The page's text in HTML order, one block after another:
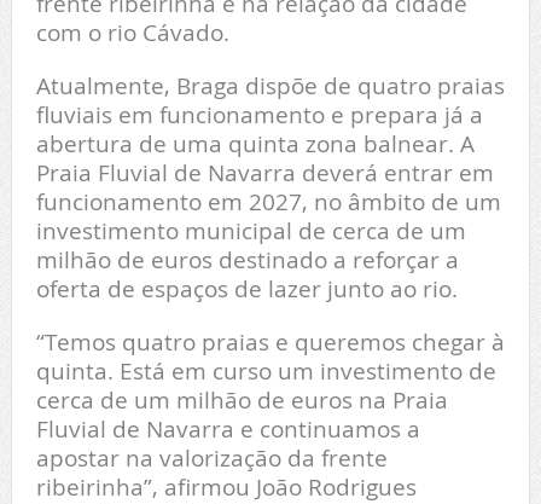
com o rio Cávado.
Atualmente, Braga dispõe de quatro praias
fluviais em funcionamento e prepara já a
abertura de uma quinta zona balnear. A
Praia Fluvial de Navarra deverá entrar em
funcionamento em 2027, no âmbito de um
investimento municipal de cerca de um
milhão de euros destinado a reforçar a
oferta de espaços de lazer junto ao rio.
“Temos quatro praias e queremos chegar à
quinta. Está em curso um investimento de
cerca de um milhão de euros na Praia
Fluvial de Navarra e continuamos a
apostar na valorização da frente
ribeirinha”, afirmou João Rodrigues